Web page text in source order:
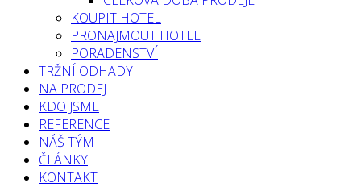
KOUPIT HOTEL
PRONAJMOUT HOTEL
PORADENSTVÍ
TRŽNÍ ODHADY
NA PRODEJ
KDO JSME
REFERENCE
NÁŠ TÝM
ČLÁNKY
KONTAKT